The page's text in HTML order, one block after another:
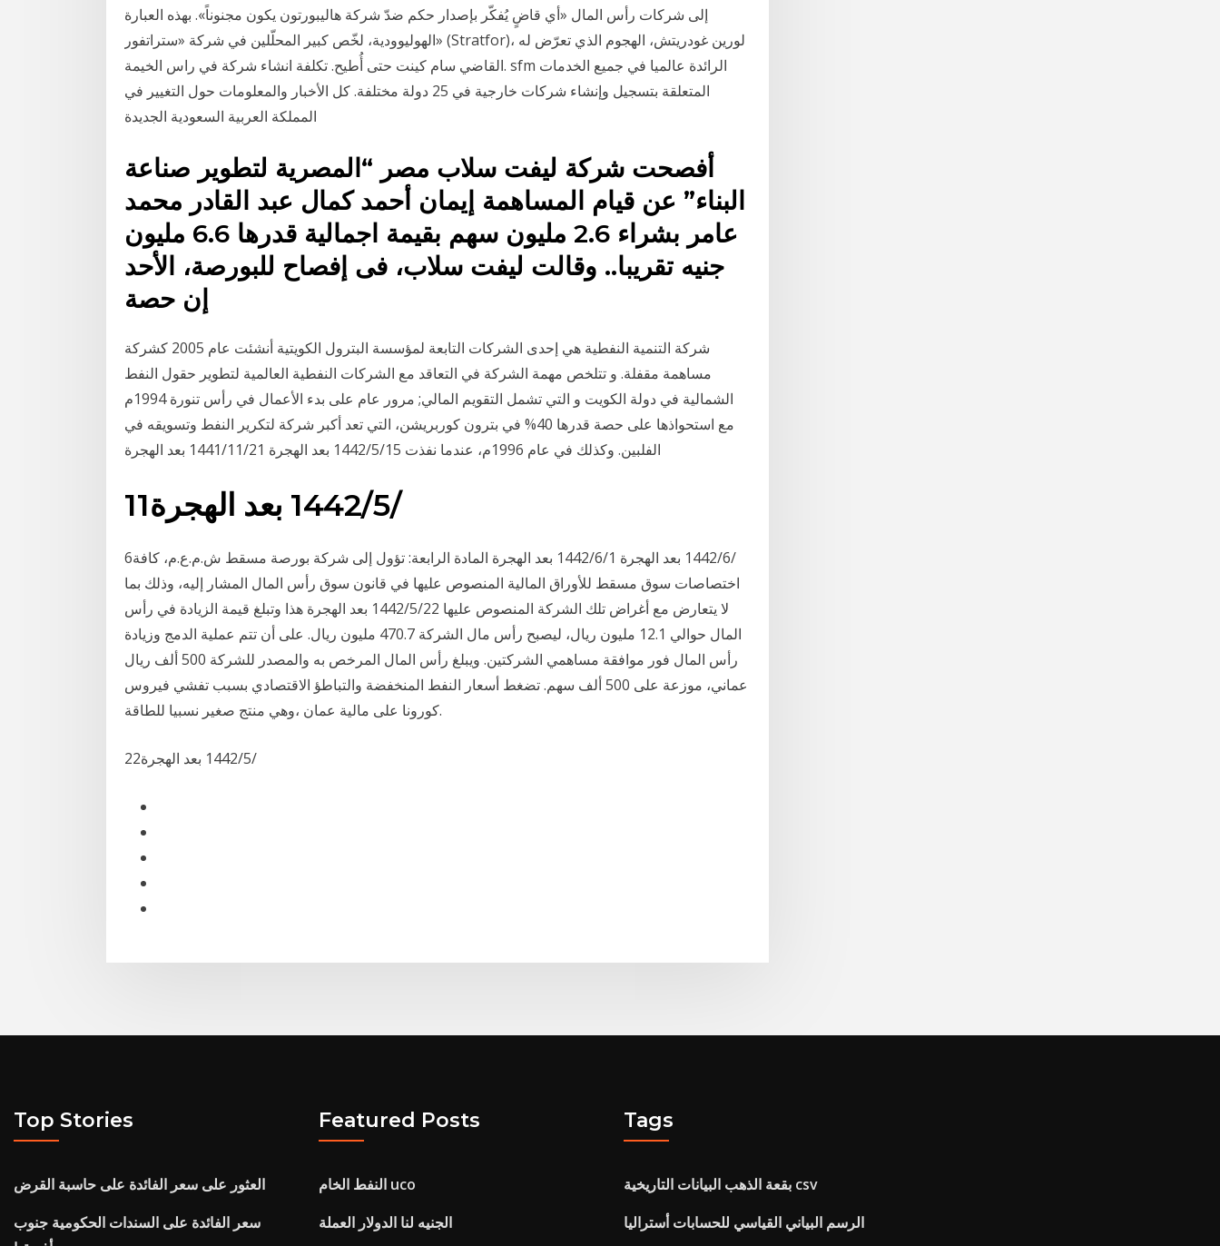
إلى شركات رأس المال «أي قاضٍ يُفكّر بإصدار حكم ضدّ شركة هاليبورتون يكون مجنوناً». بهذه العبارة
الهوليوودية، لخّص كبير المحلّلين في شركة «ستراتفور» (Stratfor)، لورين غودريتش، الهجوم الذي تعرّض له
القاضي سام كينت حتى أُطيح. تكلفة انشاء شركة في راس الخيمة. sfm الرائدة عالميا في جميع الخدمات
المتعلقة بتسجيل وإنشاء شركات خارجية في 25 دولة مختلفة. كل الأخبار والمعلومات حول التغيير في
المملكة العربية السعودية الجديدة
أفصحت شركة ليفت سلاب مصر “المصرية لتطوير صناعة
البناء” عن قيام المساهمة إيمان أحمد كمال عبد القادر محمد
عامر بشراء 2.6 مليون سهم بقيمة اجمالية قدرها 6.6 مليون
جنيه تقريبا.. وقالت ليفت سلاب، فى إفصاح للبورصة، الأحد
إن حصة
شركة التنمية النفطية هي إحدى الشركات التابعة لمؤسسة البترول الكويتية أنشئت عام 2005 كشركة
مساهمة مقفلة. و تتلخص مهمة الشركة في التعاقد مع الشركات النفطية العالمية لتطوير حقول النفط
الشمالية في دولة الكويت و التي تشمل التقويم المالي; مرور عام على بدء الأعمال في رأس تنورة 1994م
مع استحواذها على حصة قدرها 40% في بترون كوربريشن، التي تعد أكبر شركة لتكرير النفط وتسويقه في
الفلبين. وكذلك في عام 1996م، عندما نفذت 15‏‏/5‏‏/1442 بعد الهجرة 21‏‏/11‏‏/1441 بعد الهجرة
11‏‏/5‏‏/1442 بعد الهجرة
6‏‏/6‏‏/1442 بعد الهجرة 1‏‏/6‏‏/1442 بعد الهجرة المادة الرابعة: تؤول إلى شركة بورصة مسقط ش.م.ع.م، كافة
اختصاصات سوق مسقط للأوراق المالية المنصوص عليها في قانون سوق رأس المال المشار إليه، وذلك بما
لا يتعارض مع أغراض تلك الشركة المنصوص عليها 22‏‏/5‏‏/1442 بعد الهجرة هذا وتبلغ قيمة الزيادة في رأس
المال حوالي 12.1 مليون ريال، ليصبح رأس مال الشركة 470.7 مليون ريال. على أن تتم عملية الدمج وزيادة
رأس المال فور موافقة مساهمي الشركتين. ويبلغ رأس المال المرخص به والمصدر للشركة 500 ألف ريال
عماني، موزعة على 500 ألف سهم. تضغط أسعار النفط المنخفضة والتباطؤ الاقتصادي بسبب تفشي فيروس
كورونا على مالية عمان ،وهي منتج صغير نسبيا للطاقة.
22‏‏/5‏‏/1442 بعد الهجرة
Top Stories
العثور على سعر الفائدة على حاسبة القرض
سعر الفائدة على السندات الحكومية جنوب
Featured Posts
النفط الخام uco
الجنيه لنا الدولار العملة
Tags
بقعة الذهب البيانات التاريخية csv
الرسم البياني القياسي للحسابات أستراليا